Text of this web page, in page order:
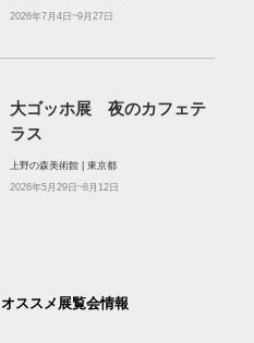
2026年7月4日~9月27日
大ゴッホ展 夜のカフェテ
ラス
上野の森美術館 | 東京都
2026年5月29日~8月12日
オススメ展覧会情報